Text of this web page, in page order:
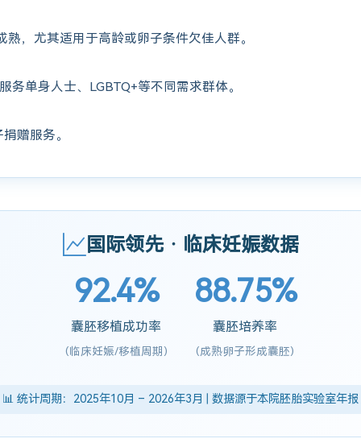
熟，尤其适用于高龄或卵子条件欠佳人群。
务单身人士、LGBTQ+等不同需求群体。
赠服务。
国际领先 · 临床妊娠数据
92.4%
囊胚移植成功率
(临床妊娠/移植周期)
88.75%
囊胚培养率
(成熟卵子形成囊胚)
📊 统计周期：2025年10月 – 2026年3月 | 数据源于本院胚胎实验室年报